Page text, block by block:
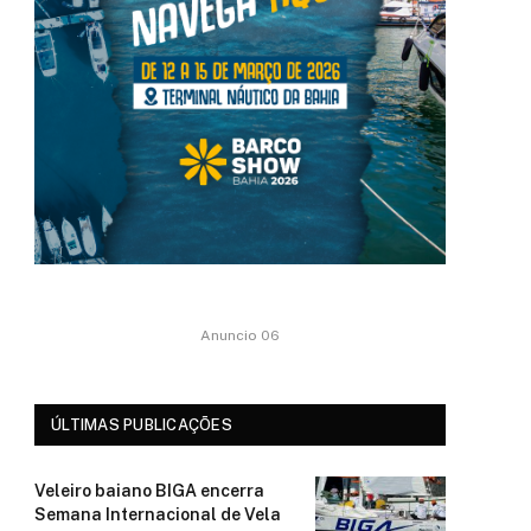
Anuncio 06
ÚLTIMAS PUBLICAÇÕES
Veleiro baiano BIGA encerra
Semana Internacional de Vela